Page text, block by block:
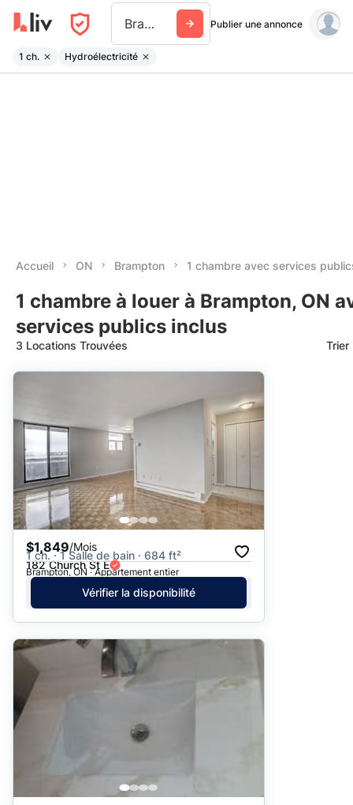
Brampton Publier une annonce
1 ch. Hydroélectricité
Accueil ON Brampton 1 chambre avec services
1 chambre à louer à Brampton, ON
services publics inclus
3 Locations Trouvées Trier
Date: les plus récents d’abord
Date: les plus anciens d’abord
Prix - $$$ à $
Prix - $ à $$$
$1,849/Mois
1 ch. · 1 Salle de bain · 684 ft²
182 Church St E
Brampton, ON · Appartement entier
Vérifier la disponibilité